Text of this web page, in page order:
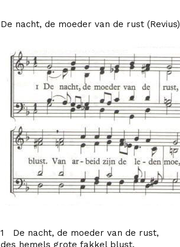
De nacht, de moeder van de rust (Revius)
1 De nacht, de moeder van de rust,
des hemels grote fakkel blust.